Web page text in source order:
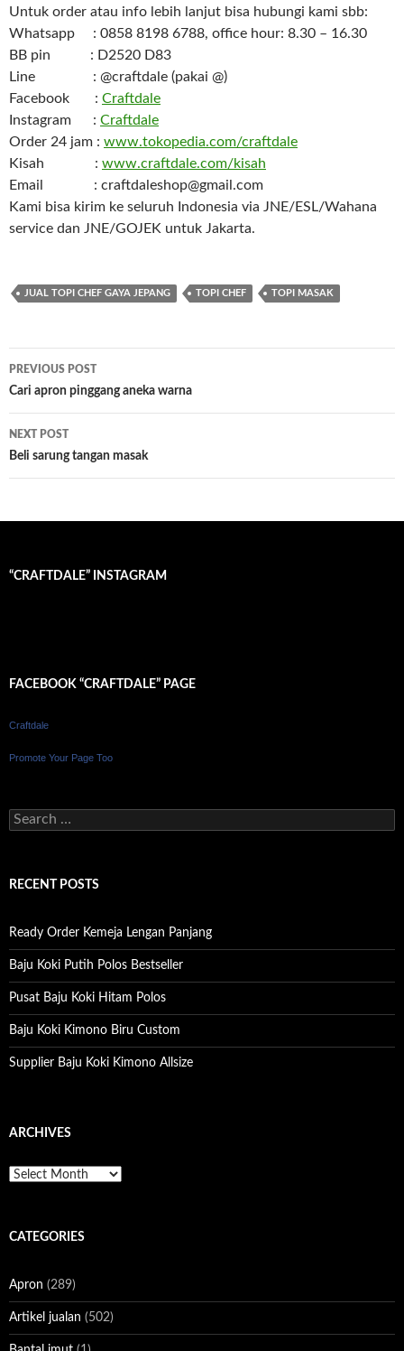
Untuk order atau info lebih lanjut bisa hubungi kami sbb:
Whatsapp : 0858 8198 6788, office hour: 8.30 – 16.30
BB pin : D2520 D83
Line : @craftdale (pakai @)
Facebook : Craftdale
Instagram : Craftdale
Order 24 jam : www.tokopedia.com/craftdale
Kisah : www.craftdale.com/kisah
Email : craftdaleshop@gmail.com
Kami bisa kirim ke seluruh Indonesia via JNE/ESL/Wahana
service dan JNE/GOJEK untuk Jakarta.
JUAL TOPI CHEF GAYA JEPANG TOPI CHEF TOPI MASAK
Post
navigation
PREVIOUS POST
Cari apron pinggang aneka warna
NEXT POST
Beli sarung tangan masak
“CRAFTDALE” INSTAGRAM
FACEBOOK “CRAFTDALE” PAGE
Craftdale
Promote Your Page Too
S
e
c
o
r
:
RECENT POSTS
Ready Order Kemeja Lengan Panjang
Baju Koki Putih Polos Bestseller
Pusat Baju Koki Hitam Polos
Baju Koki Kimono Biru Custom
Supplier Baju Koki Kimono Allsize
ARCHIVES
A
i
s
CATEGORIES
Apron (289)
Artikel jualan (502)